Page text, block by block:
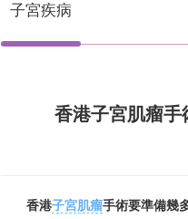
子宮疾病
香港子宮肌瘤手
香港子宮肌瘤手術要準備幾